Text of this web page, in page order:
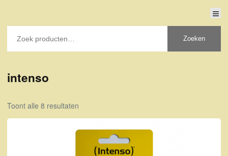
Zoeken
intenso
Toont alle 8 resultaten